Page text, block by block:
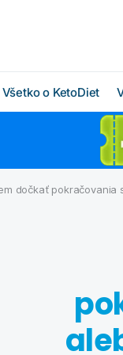
Všetko o KetoDiet
Ako KetoDiet funguje
O proteínovej diéte
dočkať